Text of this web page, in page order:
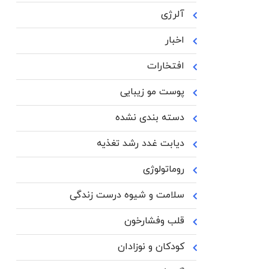
آلرژی
اخبار
افتخارات
پوست مو زیبایی
دسته بندی نشده
دیابت غدد رشد تغذیه
روماتولوژی
سلامت و شیوه درست زندگی
قلب وفشارخون
کودکان و نوزادان